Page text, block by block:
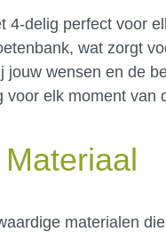
delig perfect voor
wat zorgt
wensen en de
elk moment van
materialen